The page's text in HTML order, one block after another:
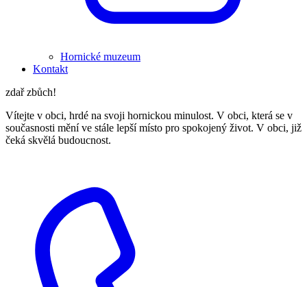
Hornické muzeum
Kontakt
zdař zbůch!
Vítejte v obci, hrdé na svoji hornickou minulost. V obci, která se v
současnosti mění ve stále lepší místo pro spokojený život. V obci, již
čeká skvělá budoucnost.